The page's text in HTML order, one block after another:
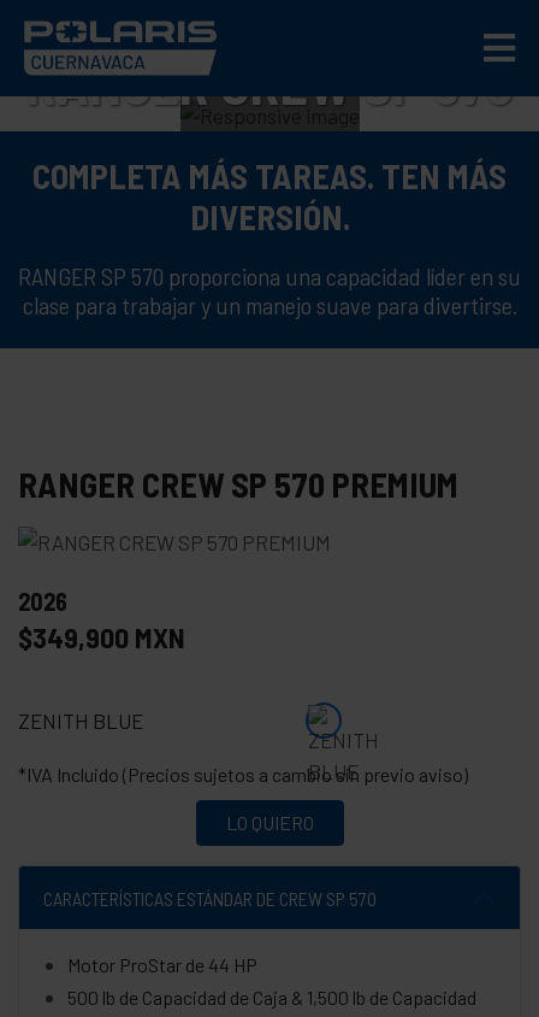
RANGER CREW SP 570
PREMIUM
HAZ MÁS TRABAJO. TEN MÁS
COMPLETA MÁS TAREAS. TEN MÁS
DIVERSIÓN.
RANGER SP 570 proporciona una capacidad líder en su
clase para trabajar y un manejo suave para divertirse.
RANGER CREW SP 570 PREMIUM
2026
$349,900 MXN
ZENITH BLUE
*IVA Incluido (Precios sujetos a cambio sin previo aviso)
LO QUIERO
CARACTERÍSTICAS ESTÁNDAR DE CREW SP 570
Motor ProStar de 44 HP
500 lb de Capacidad de Caja & 1,500 lb de Capacidad